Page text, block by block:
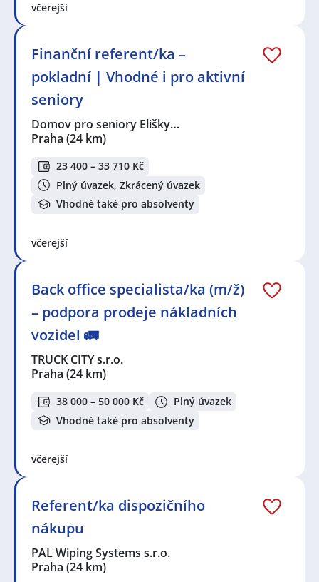
včerejší
Finanční referent/ka –
pokladní | Vhodné i pro aktivní
seniory
Domov pro seniory Elišky…
Praha (24 km)
23 400 – 33 710 Kč
Plný úvazek, Zkrácený úvazek
Vhodné také pro absolventy
včerejší
Back office specialista/ka (m/ž)
– podpora prodeje nákladních
vozidel 🚛
TRUCK CITY s.r.o.
Praha (24 km)
38 000 – 50 000 Kč
Plný úvazek
Vhodné také pro absolventy
včerejší
Referent/ka dispozičního
nákupu
PAL Wiping Systems s.r.o.
Praha (24 km)